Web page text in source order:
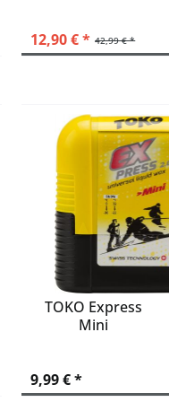
42,99 € *
12,90 € *
TOKO Express
Mini
9,99 € *